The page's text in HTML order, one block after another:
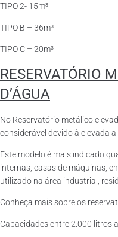
TIPO 2- 15m³
TIPO B – 36m³
TIPO C – 20m³
RESERVATÓRIO
D’ÁGUA
No Reservatório metálico
considerável devido à elevada
Este modelo é mais indicado
internas, casas de máquinas,
utilizado na área industrial,
Conheça mais sobre os
Capacidades entre 2.000 litros